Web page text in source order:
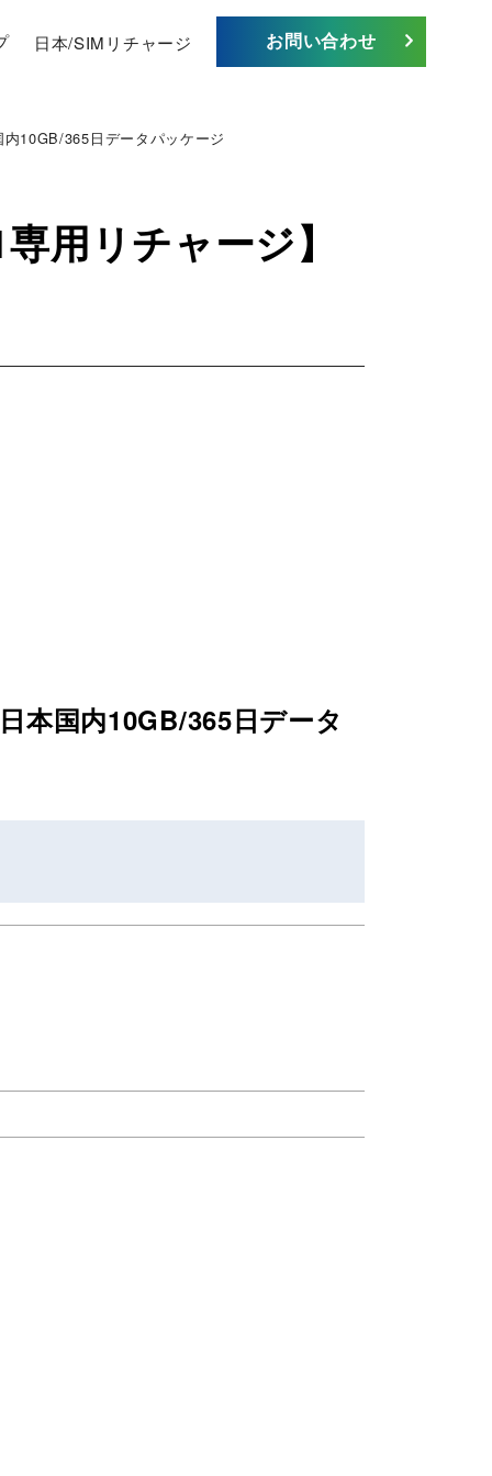
日本/SIMリチャージ お問い合わせ
10GB/365日データパッケージ
用リチャージ】
本国内10GB/365日データ